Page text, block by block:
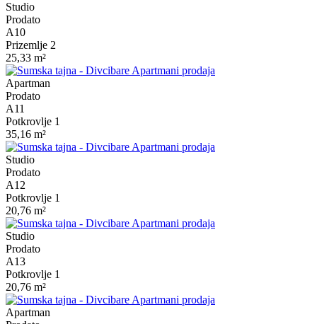
Studio
Prodato
A10
Prizemlje 2
25,33 m²
Apartman
Prodato
A11
Potkrovlje 1
35,16 m²
Studio
Prodato
A12
Potkrovlje 1
20,76 m²
Studio
Prodato
A13
Potkrovlje 1
20,76 m²
Apartman